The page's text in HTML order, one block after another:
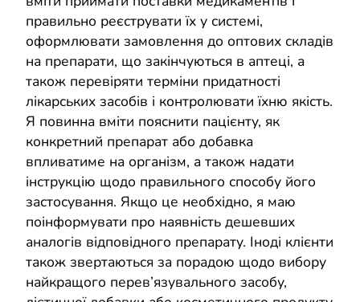
правильно реєструвати їх у системі,
оформлювати замовлення до оптових складів
на препарати, що закінчуються в аптеці, а
також перевіряти терміни придатності
лікарських засобів і контролювати їхню якість.
Я повинна вміти пояснити пацієнту, як
конкретний препарат або добавка
впливатиме на організм, а також надати
інструкцію щодо правильного способу його
застосування. Якщо це необхідно, я маю
поінформувати про наявність дешевших
аналогів відповідного препарату. Іноді клієнти
також звертаються за порадою щодо вибору
найкращого перев’язувального засобу,